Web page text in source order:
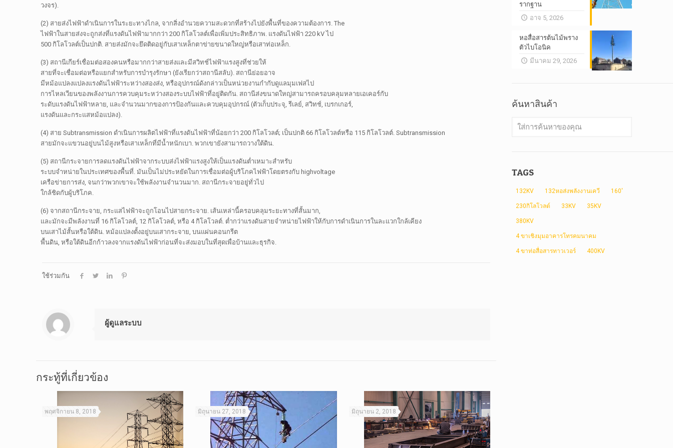
วงจร).
(2) สายส่งไฟฟ้าดำเนินการในระยะทางไกล, จากสิ่งอำนวยความสะดวกที่สร้างไปยังพื้นที่ของความต้องการ.The
ไฟฟ้าในสายส่งจะถูกส่งที่แรงดันไฟฟ้ามากกว่า 200 กิโลโวลต์เพื่อเพิ่มประสิทธิภาพ. แรงดันไฟฟ้า 220 kV ไป
500 กิโลโวลต์เป็นปกติ. สายส่งมักจะยึดติดอยู่กับเสาเหล็กตาข่ายขนาดใหญ่หรือเสาท่อเหล็ก.
(3) สถานีเกียร์เชื่อมต่อสองคนหรือมากกว่าสายส่งและมีสวิทช์ไฟฟ้าแรงสูงที่ช่วยให้
สายที่จะเชื่อมต่อหรือแยกสำหรับการบำรุงรักษา (ยังเรียกว่าสถานีสลับ). สถานีย่อยอาจ
มีหม้อแปลงแปลงแรงดันไฟฟ้าระหว่างสองส่ง, หรืออุปกรณ์ดังกล่าวเป็นหน่วยงานกำกับดูแลมุมเฟสไป
การไหลเวียนของพลังงานการควบคุมระหว่างสองระบบไฟฟ้าที่อยู่ติดกัน. สถานีส่งขนาดใหญ่สามารถครอบคลุมหลายเอเคอร์กับ
ระดับแรงดันไฟฟ้าหลาย, และจำนวนมากของการป้องกันและควบคุมอุปกรณ์ (ตัวเก็บประจุ, รีเลย์, สวิทช์, เบรกเกอร์,
แรงดันและกระแสหม้อแปลง).
(4) สาย Subtransmission ดำเนินการผลิตไฟฟ้าที่แรงดันไฟฟ้าที่น้อยกว่า 200 กิโลโวลต์; เป็นปกติ 66 กิโลโวลต์หรือ 115 กิโลโวลต์. Subtransmission
สายมักจะแขวนอยู่บนไม้สูงหรือเสาเหล็กที่มีน้ำหนักเบา. พวกเขายังสามารถวางใต้ดิน.
(5) สถานีกระจายการลดแรงดันไฟฟ้าจากระบบส่งไฟฟ้าแรงสูงให้เป็นแรงดันต่ำเหมาะสำหรับ
ระบบจำหน่ายในประเทศของพื้นที่. มันเป็นไม่ประหยัดในการเชื่อมต่อผู้บริโภคไฟฟ้าโดยตรงกับ highvoltage
เครือข่ายการส่ง, จนกว่าพวกเขาจะใช้พลังงานจำนวนมาก. สถานีกระจายอยู่ทั่วไป
ใกล้ชิดกับผู้บริโภค.
(6) จากสถานีกระจาย, กระแสไฟฟ้าจะถูกโอนไปสายกระจาย. เส้นเหล่านี้ครอบคลุมระยะทางที่สั้นมาก,
และมักจะมีพลังงานที่ 16 กิโลโวลต์, 12 กิโลโวลต์, หรือ 4 กิโลโวลต์. ต่ำกว่าแรงดันสายจำหน่ายไฟฟ้าให้กับการดำเนินการในละแวกใกล้เคียง
บนเสาไม้สั้นหรือใต้ดิน. หม้อแปลงตั้งอยู่บนเสากระจาย, บนแผ่นคอนกรีต
พื้นดิน, หรือใต้ดินอีกก้าวลงจากแรงดันไฟฟ้าก่อนที่จะส่งมอบในที่สุดเพื่อบ้านและธุรกิจ.
ใช้ร่วมกัน
ผู้ดูแลระบบ
กระทู้ที่เกี่ยวข้อง
พฤศจิกายน 8, 2018 มิถุนายน 27, 2018 มิถุนายน 2, 2018
รากฐาน
อาจ 5, 2026
หอสื่อสารต้นไม้พราง
ตัวไบโอนิค
มีนาคม 29, 2026
ค้นหาสินค้า
TAGS
132KV 132หอส่งพลังงานเควี 160'
230กิโลโวลต์ 33KV 35KV
380KV
4 ขาเชิงมุมอาคารโทรคมนาคม
4 ขาท่อสื่อสารทาวเวอร์ 400KV